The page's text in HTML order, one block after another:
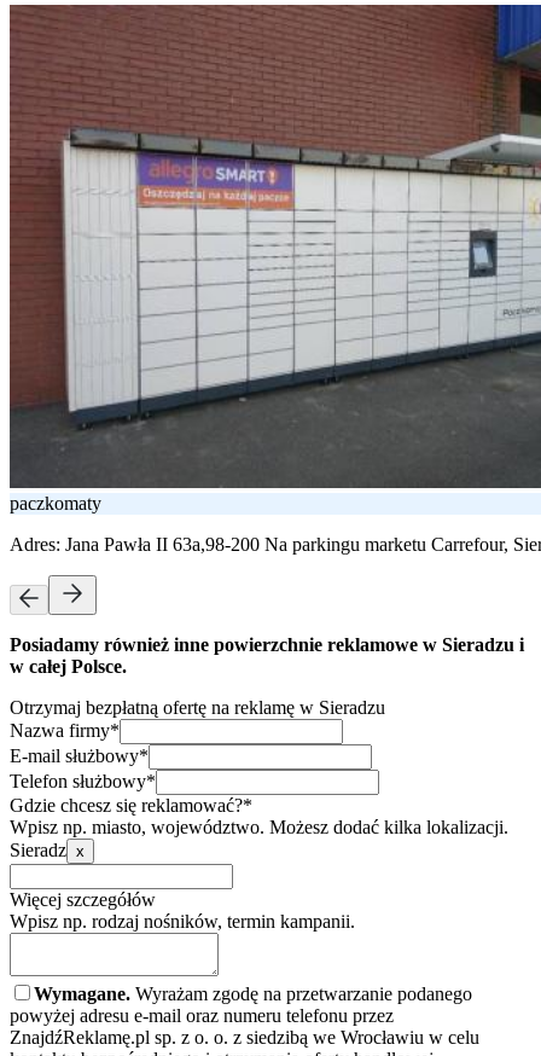
paczkomaty
Adres: Jana Pawła II 63a,98-200 Na parkingu marketu Carrefour,
Posiadamy również inne powierzchnie reklamowe w Sieradzu i
w całej Polsce.
Otrzymaj bezpłatną ofertę na reklamę w Sieradzu
Nazwa firmy*
E-mail służbowy*
Telefon służbowy*
Gdzie chcesz się reklamować?*
Wpisz np. miasto, województwo. Możesz dodać kilka lokalizacji.
Sieradz x
Więcej szczegółów
Wpisz np. rodzaj nośników, termin kampanii.
Wymagane. Wyrażam zgodę na przetwarzanie podanego
powyżej adresu e-mail oraz numeru telefonu przez
ZnajdźReklamę.pl sp. z o. o. z siedzibą we Wrocławiu w celu